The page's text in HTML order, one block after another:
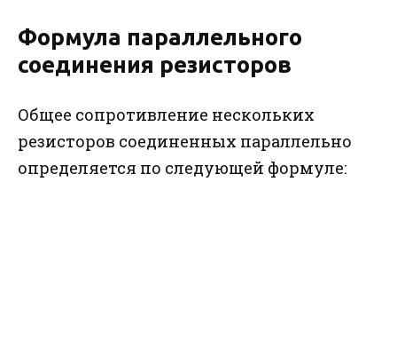
Формула параллельного
соединения резисторов
Общее сопротивление нескольких
резисторов соединенных параллельно
определяется по следующей формуле: